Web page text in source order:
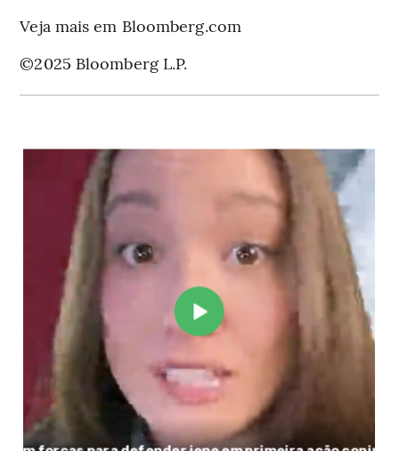
Veja mais em Bloomberg.com
©2025 Bloomberg L.P.